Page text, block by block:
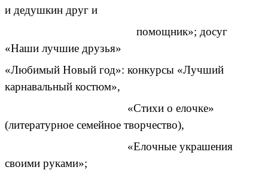
и дедушкин друг и
помощник»; досуг
«Наши лучшие друзья»
«Любимый Новый год»: конкурсы «Лучший
карнавальный костюм»,
«Стихи о елочке»
(литературное семейное творчество),
«Елочные украшения
своими руками»;